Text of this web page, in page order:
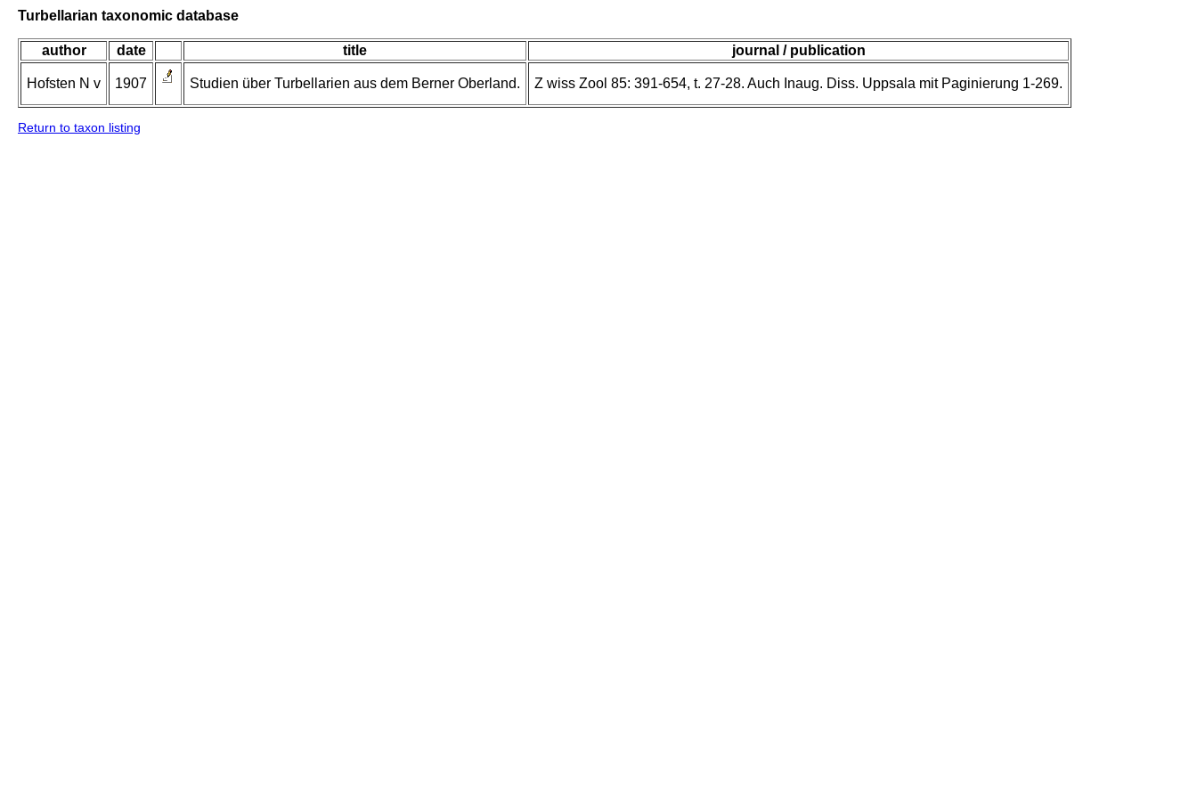
Turbellarian taxonomic database
author date title journal / publication
Hofsten N v 1907 Studien über Turbellarien aus dem Berner Oberland. Z wiss Zool 85: 391-654, t. 27-28. Auch Inaug. Diss. Uppsala mit Paginierung 1-269.
Return to taxon listing